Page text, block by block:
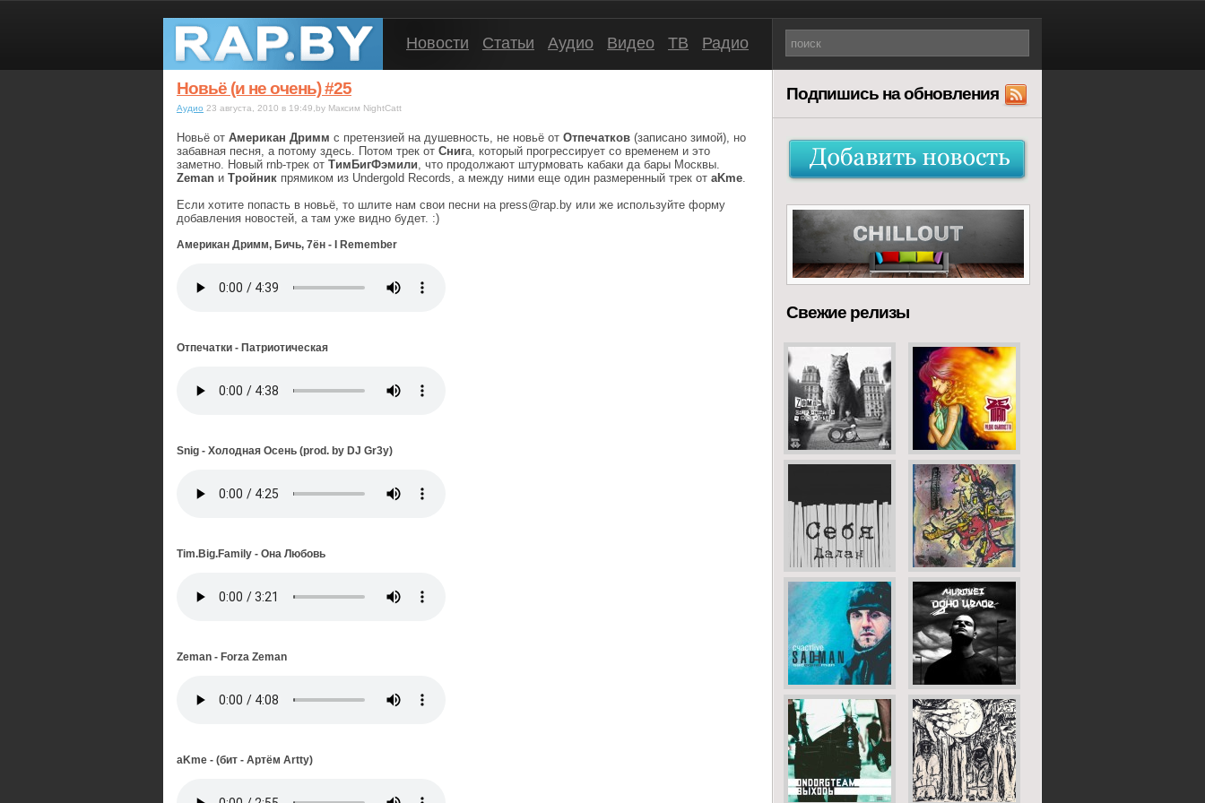
Новости Статьи Аудио Видео ТВ Радио
Новьё (и не очень) #25
Аудио 23 августа, 2010 в 19:49,by Максим NightCatt
Новьё от Американ Дримм с претензией на душевность, не новьё от Отпечатков (записано зимой), но
забавная песня, а потому здесь. Потом трек от Снига, который прогрессирует со временем и это
заметно. Новый rnb-трек от ТимБигФэмили, что продолжают штурмовать кабаки да бары Москвы.
Zeman и Тройник прямиком из Undergold Records, а между ними еще один размеренный трек от aKme.
Если хотите попасть в новьё, то шлите нам свои песни на press@rap.by или же используйте форму
добавления новостей, а там уже видно будет. :)
Американ Дримм, Бичь, 7ён - I Remember
Отпечатки - Патриотическая
Snig - Холодная Осень (prod. by DJ Gr3y)
Tim.Big.Family - Она Любовь
Zeman - Forza Zeman
aKme - (бит - Артём Artty)
Подпишись на обновления
Свежие релизы